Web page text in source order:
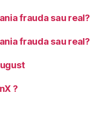
frauda sau real?
frauda sau real?
?